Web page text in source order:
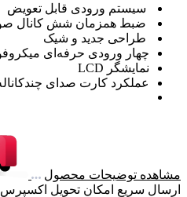
سیستم ورودی قابل تعویض
ضبط همزمان شش کانال
طراحی جدید و شیک
چهار ورودی حرفه‌ای
نمایشگر LCD
عملکرد کارت صدای
مشاهده توضیحات محصول
ارسال سریع امکان تحویل اکسپرس